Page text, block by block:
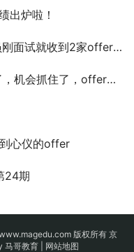
出炉啦！
就收到2家offer，年薪16w
抓住了，offer拿到手软
心仪的offer
24期
版权所有 京
马哥教育 | 网站地图